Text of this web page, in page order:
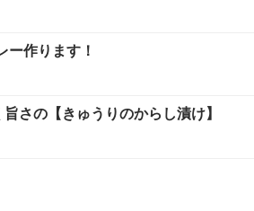
ー作ります！
さの【きゅうりのからし漬け】